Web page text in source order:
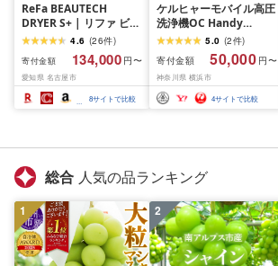
ReFa BEAUTECH
DRYER S+ | リファ ビュ
ーテックドライヤー エ
スプラスドライヤー ヘ
アケア 1年保証 おしゃれ
人気 日用品 美容家電 美
容師 人気 おすすめ ギフ
ト 軽量 コンパクト 痛ま
4.6 (26件)
寄付金額 134,000 円〜
愛知県 名古屋市
8サイトで比較
ケルヒャーモバイル高圧
洗浄機OC Handy
Compact(ハンディエア)
5.0 (2件)
寄付金額
50,000 円〜
神奈川県 横浜市
4サイトで比較
総合 人気の品ランキング
1 2